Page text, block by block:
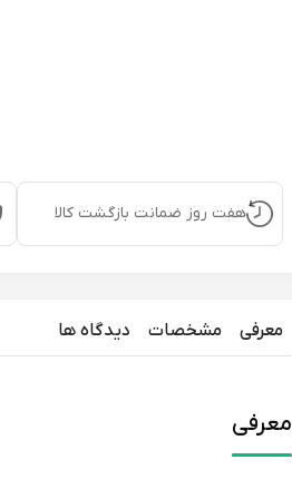
هفت روز ضمانت بازگشت کالا
معرفی مشخصات دیدگاه ها
معرفی